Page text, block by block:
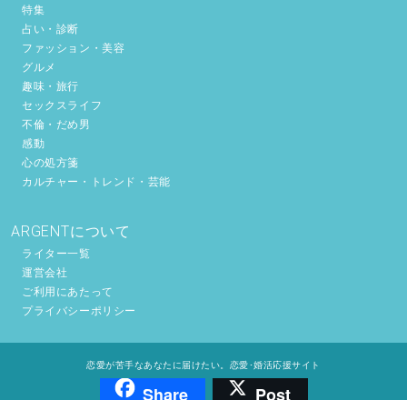
特集
占い・診断
ファッション・美容
グルメ
趣味・旅行
セックスライフ
不倫・だめ男
感動
心の処方箋
カルチャー・トレンド・芸能
ARGENTについて
ライター一覧
運営会社
ご利用にあたって
プライバシーポリシー
恋愛が苦手なあなたに届けたい。恋愛･婚活応援サイト
Share Post